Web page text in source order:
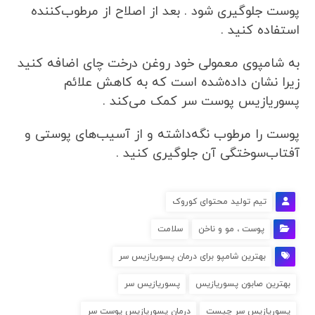
پوست جلوگیری شود . بعد از اصلاح از مرطوب‌کننده
استفاده کنید .
به شامپوی معمولی خود روغن درخت چای اضافه کنید
زیرا نشان داده‌شده است که به کاهش علائم
پسوریازیس پوست سر کمک می‌کند .
پوست را مرطوب نگه‌داشته و از آسیب‌های پوستی و
آفتاب‌سوختگی آن جلوگیری کنید .
تیم تولید محتوای کوروک
پوست ، مو و ناخن سلامت
بهترین شامپو برای درمان پسوریازیس سر
بهترین صابون پسوریازیس پسوریازیس سر
پسوریازیس سر چیست درمان پسوریازیس پوست سر